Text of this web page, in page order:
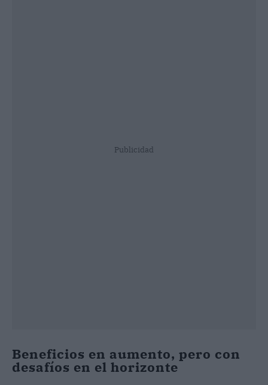
Publicidad
Beneficios en aumento, pero con
desafíos en el horizonte